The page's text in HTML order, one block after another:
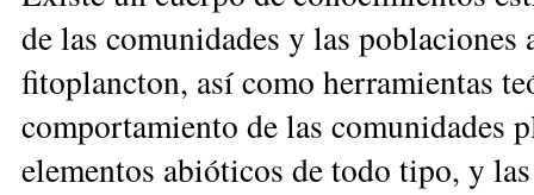
de las comunidades y las poblaciones
fitoplancton, así como herramientas
comportamiento de las comunidades
elementos abióticos de todo tipo, y